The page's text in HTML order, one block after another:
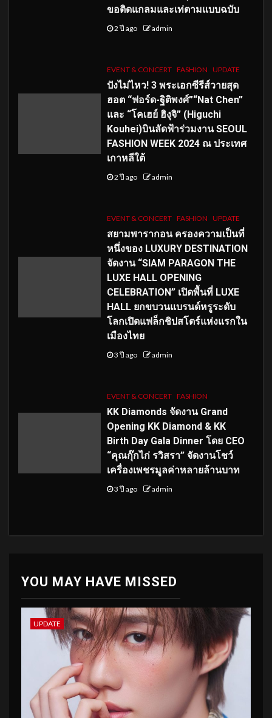
ขอติดแกลมและเท่ตามแบบฉบับ
2 ปี ago admin
EVENT & CONCERT FASHION UPDATE
ปังไม่ไหว! 3 พระเอกซีรีส์วายสุด
ฮอต “ฟอร์ด-ฐิติพงศ์”“Nat Chen”
และ “โคเฮย์ ฮิงุจิ” (Higuchi
Kouhei)บินลัดฟ้าร่วมงาน SEOUL
FASHION WEEK 2024 ณ ประเทศ
เกาหลีใต้
2 ปี ago admin
EVENT & CONCERT FASHION UPDATE
สยามพารากอน ครองความเป็นที่
หนึ่งของ LUXURY DESTINATION
จัดงาน “SIAM PARAGON THE
LUXE HALL OPENING
CELEBRATION” เปิดพื้นที่ LUXE
HALL ยกขบวนแบรนด์หรูระดับ
โลกเปิดแฟล็กชิปสโตร์แห่งแรกใน
เมืองไทย
3 ปี ago admin
EVENT & CONCERT FASHION
KK Diamonds จัดงาน Grand
Opening KK Diamond & KK
Birth Day Gala Dinner โดย CEO
“คุณกุ๊กไก่ รวิสรา” จัดงานโชว์
เครื่องเพชรมูลค่าหลายล้านบาท
3 ปี ago admin
YOU MAY HAVE MISSED
UPDATE